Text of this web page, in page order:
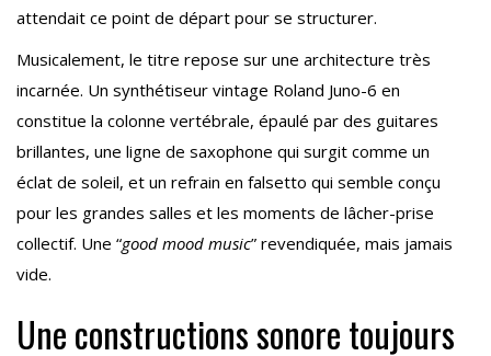
attendait ce point de départ pour se structurer.
Musicalement, le titre repose sur une architecture très
incarnée. Un synthétiseur vintage Roland Juno-6 en
constitue la colonne vertébrale, épaulé par des guitares
brillantes, une ligne de saxophone qui surgit comme un
éclat de soleil, et un refrain en falsetto qui semble conçu
pour les grandes salles et les moments de lâcher-prise
collectif. Une “good mood music” revendiquée, mais jamais
vide.
Une constructions sonore toujours